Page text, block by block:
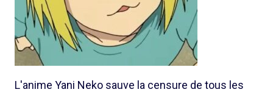
L'anime Yani Neko sauve la censure de tous les